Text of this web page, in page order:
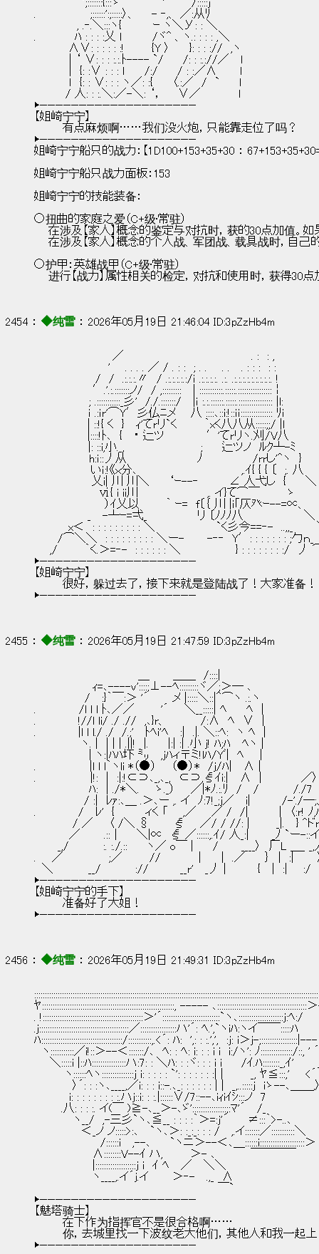
‘;:::::::{:::ゝ　　　　　 ' 　 　 /:::::j
.　　　　　 　 ;::::::':;:::::〉、　　- ‐,、 ／:从ﾘ
, .‐.＼:::ヽ{　　　　ｰ ヽ＼У: : ＼
.　　　 　 ﾊ : : : :乂 l　　 　 /ヾ^ 、ヽ.: : : : ,＼
∧∨: : : : : :!　　　 {Y 〉　 　}: : : ://　,ヽ
| ‘ ∨: : : :.:.ﾄ---- `/　　 /: : :.://／　 l
|　{: :∨ : : : ｌ　　 /:/　　 / : :／∧　 　 l
ｌ　{: : ∨: : : ヽ／: :{　 　〈.:／　/　` 　　l
/ 人: : :.＼:／-＼: ‘， 　 ∨／ 　 　 　 l
▶————————————————————
【姐崎宁宁】
        有点麻烦啊……我们没火炮，只能靠走位了吗？
▶————————————————————
姐崎宁宁船只的战力：【1D100+153+35+30 ：
姐崎宁宁船只战力面板：153
姐崎宁宁的技能装备：
○扭曲的家庭之爱（C+级·常驻）
在涉及【家人】概念的鉴定与对抗时，获的30点加值。
在涉及【家人】概念的个人战、军团战、载具战时，自
○护甲：英雄战甲（C+级·常驻）
进行【战力】属性相关的检定，对抗和使用时，获得30
2454 ： ◆纯雪 ： 2026年05月19日 21:46:04 ID:3pZzHb4m
／　　　　　　　　　　 　 　 　 　 . :　: ,
' 　 . . . . ／ / . : :　; . . 　 . . 　. : : :　: :
/　/　.:.:.:.〃　/ .:.:.:.:.:/ｉ .:.:.:.:. .:. .:.:.:.:.:.:.:.:.:. !
′.'.:.:::::::ノ/　/ ,::::::::: 　| :::::::::::.:::::.::::::::::::::::￤
; .:::::::::::_彡'　/./.:::::::/　 |ｉ :.:.::::::.:::::.:::::::::::::::: |l:
ｉ .:ｉr'⌒Y′彡仏ﾆメ 　 八 ::::､::i:!::ｉｉ::::::::::::::: ﾘｉ
| ::!{ く　}　 ｨ'てrリ`く　　 　｀xく八八从:::::;;/ |ｌ
|::::!ﾄ､　{ 　・ 辷ツ　 　　 　 ′'てrリヽ.刈/V八
|: ::i,小._,　　 　 　 　 　 　 ;　　 辷ツノ　ﾙｸ┴-ﾐ
h:ｉ::丿从　　　　　　　　　ﾉ　 　　 　　 /rrし'^ヽ　}
いｉ:!《ｘ分､　　　　　　　 　 　 　 　 ,.ｲ{ { { 〔　;. 八
乂i| 川 川＼　　 ‘ｰ--‐　 　　 ∠ 人弋し　{　　 ＼
ⅵ{ i ii川　　　　 　 　 　 ,. イ}て⌒￣　　　 ゝ　　
）ｲ乂以 　 　 ｀ ｰ=　f〔｛ 川 |ｉ｢仄癶ｰ--=∝、 　
_　 -┴ｰ=弌_　　　 　 　 リ 〔ﾉﾉﾉ八 　 　 　 　 　 ＼
x＜　: : : : : : : : : ＼　　　 　 　 　 `く彡今==‐-　..,,_　　
/⌒＼＼　: : : : : : : : : ＼ー-　 　 -‐‐　Y′: : : : : : : ;勹ｎ_
,/　　 　｀く.＞=‐-　: : : : : : ＼　　　　　　　} : : : : : : : :/　丿
▶————————————————————
【姐崎宁宁】
        很好，躲过去了，接下来就是登陆战了！大家准备！
▶————————————————————
2455 ： ◆纯雪 ： 2026年05月19日 21:47:59 ID:3pZzHb4m
＿　　　＿＿　/::::|
ｨ=､----v'::::;⊥--ﾍ:::::::::ヾ／;＞― ､
/　 :}｀￣:＞ '´　　　メ |:::::＼::|＾⌒ヽ .:.ヽ
.　　　　　 /l l l ﾄ､／／ 　 　 '´　　＼__:::::| ﾍ　　 ﾍ　|
.　 　 　 　!//l li/ ./ .//　,､}r、　 　 　 /:∧　ﾍ　∨　|
.　　 　 　 |l l l./ ./　/.;'　 ﾄﾍi'ﾍ　 :|　.|. ＼::ﾍ:　ヽ ﾍ　|
ヽ. |　| | | .||!　|.　　 |:| :| .小 j! ﾊ;ﾊ 　ﾍヽ |
| ヽ:|ﾊﾊ圷 ㍉　 ,jﾊィ〒ミ!lﾊ/Yﾞ|　ﾍ　　|
.　　 　 　 　 |l l l｀ヽli *（●） 　 （●）*　/j/ﾊ| 　∧ |
.　　　　　 　 |!:　|　:|:!⊂⊃､_,､_,　⊂⊃,ξｲi:| 　∧　|　　　　　／〉
ﾊ:　| ./*＼.　　ゝ._）　　／|*ﾉ.:.ﾘ　/ 　/　 　 　 /./7
/ :|　ﾚｧ:､＿ .＞､ー ,. イ　ﾉ:7!_;j／　 i|　　　　/-'./―;
.　　 　 　 /　 ﾚ'　{　　 　 ィく 「 　 ,／ 　 ／ /　/|　　 　 |　〈:r! ﾉ
/ ／　　〈 /＼ §　　　ξ 　 ／/ / //: | 　 　 _|.　 } ^
／　　　.::｜ 　 ＼|∝　ξ ／::::::,.ｲ/ 人_:|　 　 _ﾉ `ー-::イ
_,/　 　 　 :. :./.::　 　ヽ／ o￣ |　　 /　 　 ____〉　厂L ＿_ _,
.　　／　 　 　 　 ;／　　　 // 　 　 　 |　　｜ .／　　 ｝　|　:|　　　
＼　　　　 __/　 　 　 ://　　　　__r' 　_丿 |　　　　{　 |　:|　　:/
▶————————————————————
【姐崎宁宁的手下】
        准备好了大姐！
▶————————————————————
2456 ： ◆纯雪 ： 2026年05月19日 21:49:31 ID:3pZzHb4m
ﾔ::::::::::::::::::::::::::::::::::::::::::::::::::::::::::::::, ----- ､
. !:::::::::::::::::::::::::::::::::::::::::::::::＞'´:::::::::::::::::::::::::::`ヽ､:::::::::::::::::::::j:ﾍ:/
.j::::::::::::::::::::::::::::::::::::::::::／:::::::::::::::::ハ'´: ﾍ.',`ヽiﾊ:ヽイ￣￣:::::ﾊ
ﾊ::::::::::::::::::::::::::::::::::::::/:::::::::::,.<´: ﾊ:　',: : :.',',　:j: i＞j-
ヽ:::::::::::／i!::＞--＜:::::::/､　ﾍ: : ﾍ: i: : : i i　i:/ヽ': ﾉ:::::::::::::::/::, '
＼:::::i |::ﾊ::::::::::::::::ハ:7: : ＼ﾊ: : :ヾ: : : i i　　 /ｲ.ﾊ::::::::_,ｲ'　　　
ヽ::::::ﾍヽ:::::::::::::::j i: : : : : `': : : : : : :| |　　　 _, ﾔ≦:::,'　　<´
〉´: : :ヽ､____,／i: : : i::-.､_: : : : : : | |　_,..:::::j　iゝ--､＿＿,
i: : : : : : : : :.ハj::i: : :.|::::::∨/7::--､iｨiｲｼ:::ノ　7
.八: : : :. イ(￣ )≧-､__＞-､ゞ'::::::::::::::::;:ﾏ'´　 /_
ヽ__/　,-三彡`ヽ､≦__ : : : :｀＞=:j'´　　 ≠:::｀>-..､
＜_ノ ノ:::::>:､　 `ヽ､＞: :_:_: : : /　 ,.イ:::::::／:::::::::::＼
/::::::i　 ,--､　　 `ヽニ＞--＜､＿::::::i:::::::::::::::::::::＞
∧::::::::V--ｲ ハ,　　　 ＞- ､　　　　 ￣￣￣￣
|:::::::::::::::::::j i　ｲ ﾍ　 ／　 ＼＼
ヽ____,.イ´j.イ　　　＞‐-　 .,_　∧
￣`
▶————————————————————
【魅塔骑士】
        在下作为指挥官不是很合格啊……
你，去城里找一下波纹老大他们，其他人和我一起
▶————————————————————